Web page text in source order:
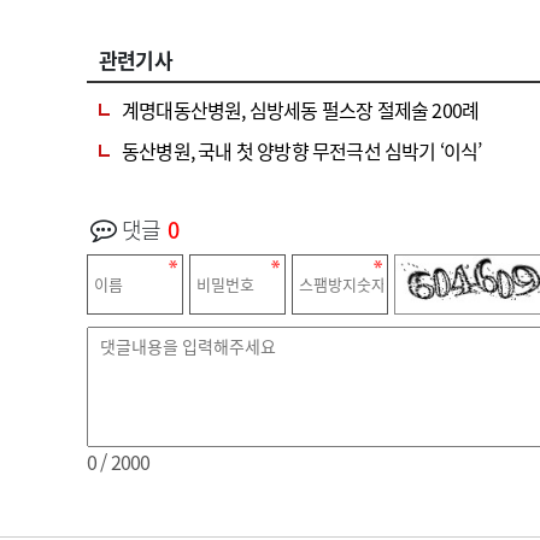
관련기사
계명대동산병원, 심방세동 펄스장 절제술 200례
동산병원, 국내 첫 양방향 무전극선 심박기 ‘이식’
댓글 0
0/ 2000